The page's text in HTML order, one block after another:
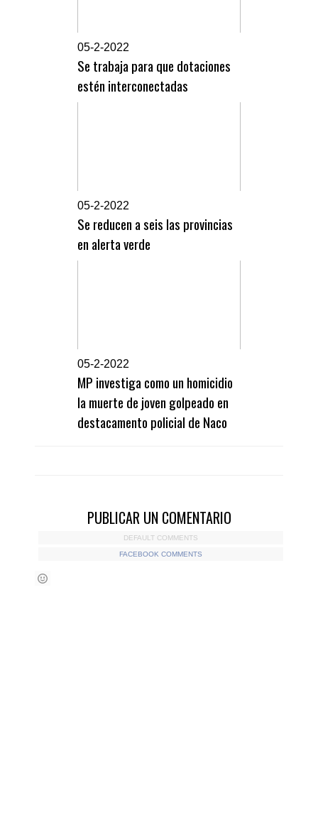
05-2-2022
Se trabaja para que dotaciones
estén interconectadas
05-2-2022
Se reducen a seis las provincias
en alerta verde
05-2-2022
MP investiga como un homicidio
la muerte de joven golpeado en
destacamento policial de Naco
PUBLICAR UN COMENTARIO
DEFAULT COMMENTS
FACEBOOK COMMENTS